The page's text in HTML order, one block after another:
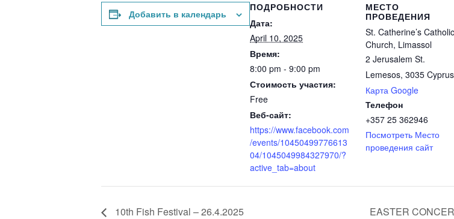
Добавить в календарь
ПОДРОБНОСТИ
Дата:
April 10, 2025
Время:
8:00 pm - 9:00 pm
Стоимость участия:
Free
Веб-сайт:
https://www.facebook.com
/events/10450499776613
04/1045049984327970/?
active_tab=about
МЕСТО
ПРОВЕДЕНИЯ
St. Catherine’s Catholic
Church, Limassol
2 Jerusalem St.
Lemesos, 3035 Cyprus
Карта Google
Телефон
+357 25 362946
Посмотреть Место
проведения сайт
10th Fish Festival – 26.4.2025 EASTER